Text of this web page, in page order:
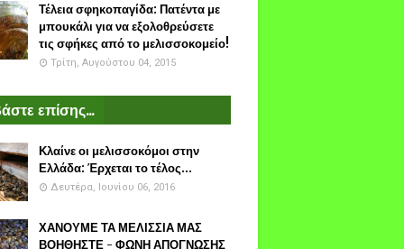
Τέλεια σφηκοπαγίδα: Πατέντα με
μπουκάλι για να εξολοθρεύσετε
τις σφήκες από το μελισσοκομείο!
Τρίτη, Αυγούστου 04, 2015
επίσης...
Κλαίνε οι μελισσοκόμοι στην
Ελλάδα: Έρχεται το τέλος...
Δευτέρα, Ιουνίου 06, 2016
ΧΑΝΟΥΜΕ ΤΑ ΜΕΛΙΣΣΙΑ ΜΑΣ
ΒΟΗΘΗΣΤΕ - ΦΩΝΗ ΑΠΟΓΝΩΣΗΣ